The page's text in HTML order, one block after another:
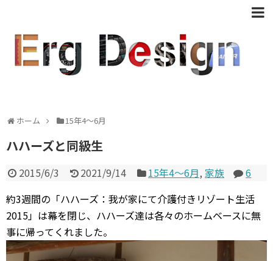
ホーム 15年4〜6月
ハハーズと同級生
2015/6/3 2021/9/14 15年4〜6月,家族
6
約3週間の「ハハーズ：我が家にて介護付きリゾート生活
2015」は幕を閉じ、ハハーズ達は各々のホームベースに無
事に帰ってくれました。